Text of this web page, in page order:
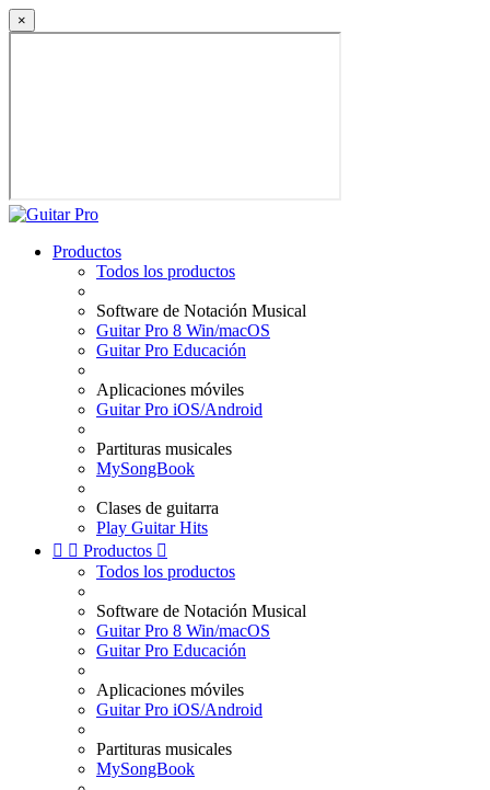
×
Productos
Todos los productos
Software de Notación Musical
Guitar Pro 8 Win/macOS
Guitar Pro Educación
Aplicaciones móviles
Guitar Pro iOS/Android
Partituras musicales
MySongBook
Clases de guitarra
Play Guitar Hits
  Productos 
Todos los productos
Software de Notación Musical
Guitar Pro 8 Win/macOS
Guitar Pro Educación
Aplicaciones móviles
Guitar Pro iOS/Android
Partituras musicales
MySongBook